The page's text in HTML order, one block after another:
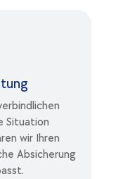
Situation
wir Ihren
Absicherung